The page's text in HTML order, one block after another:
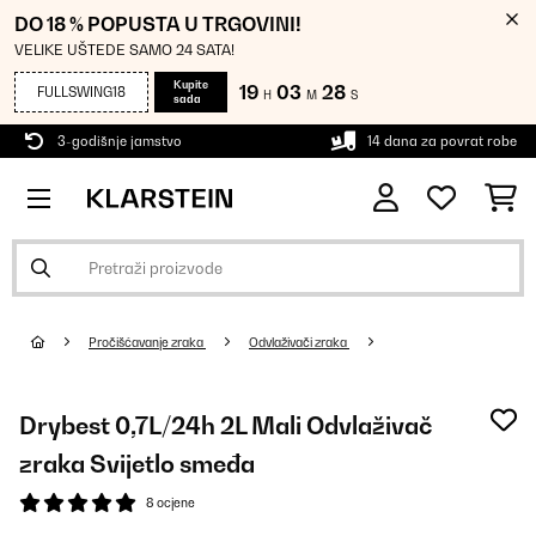
DO 18 % POPUSTA U TRGOVINI!
VELIKE UŠTEDE SAMO 24 SATA!
FULLSWING18
Kupite
sada
19 H 03 M 28 S
3-godišnje jamstvo 14 dana za povrat robe
Pročišćavanje zraka Odvlaživači zraka
Drybest 0,7L/24h 2L Mali Odvlaživač
zraka Svijetlo smeđa
8 ocjene